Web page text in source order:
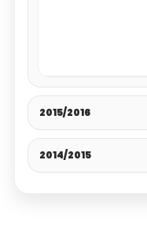
2015/2016
2014/2015